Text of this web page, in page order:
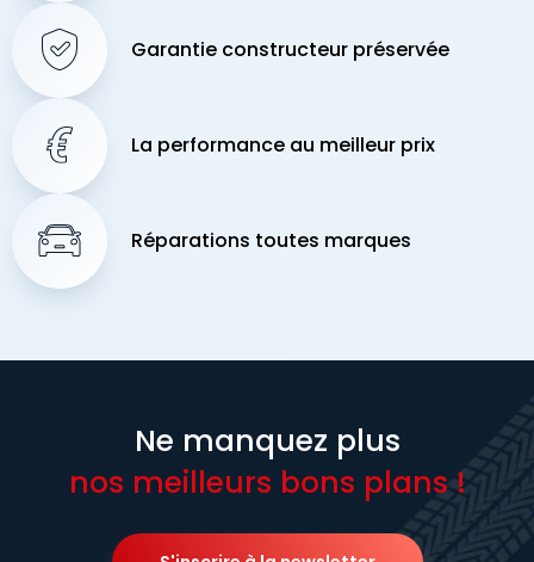
Garantie constructeur préservée
La performance au meilleur prix
Réparations toutes marques
Ne manquez plus
nos meilleurs bons plans !